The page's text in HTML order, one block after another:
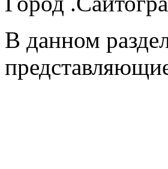
В данном